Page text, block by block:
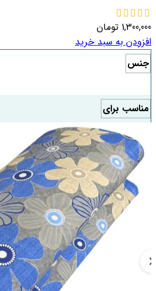
1,300,000 تومان
افزودن به سبد خرید
جنس
مناسب برای